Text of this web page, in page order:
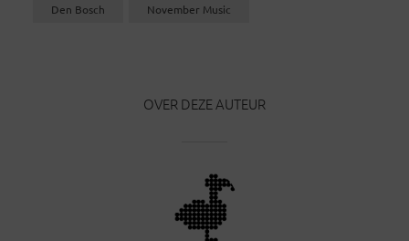
Den Bosch November Music
OVER DEZE AUTEUR